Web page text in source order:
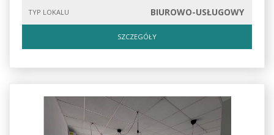
TYP LOKALU BIUROWO-USŁUGOWY
SZCZEGÓŁY